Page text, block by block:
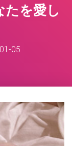
A
たを愛し
05